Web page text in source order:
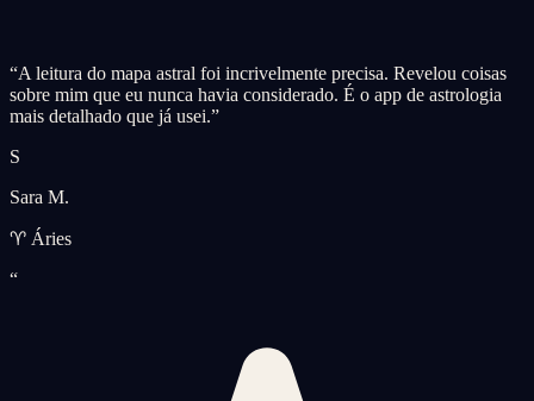
“A leitura do mapa astral foi incrivelmente precisa. Revelou coisas
sobre mim que eu nunca havia considerado. É o app de astrologia
mais detalhado que já usei.”
S
Sara M.
♈ Áries
“